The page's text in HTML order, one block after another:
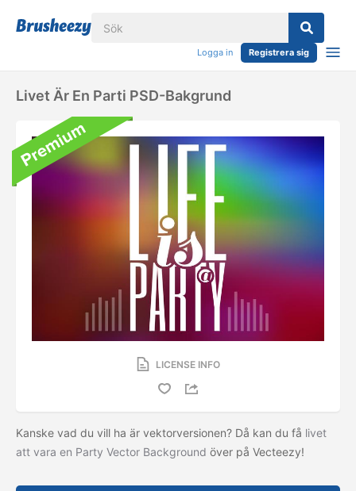
Logga in Registrera sig
Livet Är En Parti PSD-Bakgrund
LICENSE INFO
Kanske vad du vill ha är vektorversionen? Då kan du få livet
att vara en Party Vector Background över på Vecteezy!